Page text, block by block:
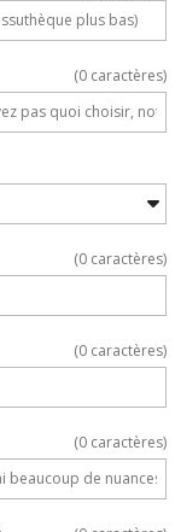
(0 caractères)
(0 caractères)
(0 caractères)
(0 caractères)